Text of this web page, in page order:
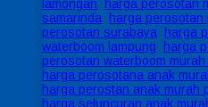
lamongan, harga perosotan
samarinda, harga perosotan
perosotan surabaya, harga
waterboom lampung, harga
perosotan waterboom murah
harga perosotana anak
harga perostan anak murah
harga seluncuran anak